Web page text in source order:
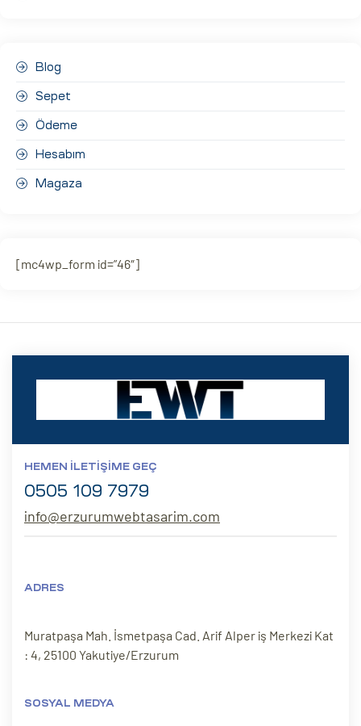
Blog
Sepet
Ödeme
Hesabım
Magaza
[mc4wp_form id=”46″]
HEMEN İLETIŞIME GEÇ
0505 109 7979
info@erzurumwebtasarim.com
ADRES
Muratpaşa Mah. İsmetpaşa Cad. Arif Alper iş Merkezi Kat
: 4, 25100 Yakutiye/Erzurum
SOSYAL MEDYA